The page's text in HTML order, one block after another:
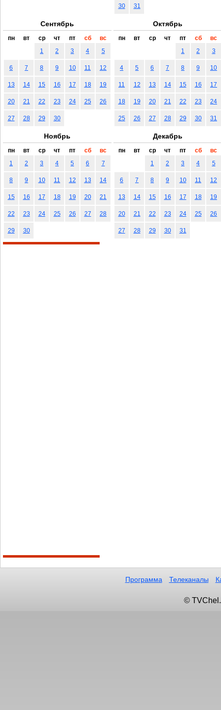
30 31
Сентябрь
пн вт ср чт пт сб
вс
1
2 3 4 5
6 7 8 9 10 11 12
13 14 15 16 17 18 19
20 21 22 23 24 25 26
27 28 29 30
Октябрь
пн вт ср чт пт сб
вс
1
2 3
4 5 6 7 8 9 10
11 12 13 14 15 16 17
18 19 20 21 22 23 24
25 26 27 28 29 30 31
Ноябрь
пн вт ср чт пт сб
вс
1
2 3 4 5 6 7
8 9 10 11 12 13 14
15 16 17 18 19 20 21
22 23 24 25 26 27 28
29 30
Декабрь
пн вт ср чт пт сб
вс
1
2 3 4 5
6 7 8 9 10 11 12
13 14 15 16 17 18 19
20 21 22 23 24 25 26
27 28 29 30 31
Программа Телеканалы
©